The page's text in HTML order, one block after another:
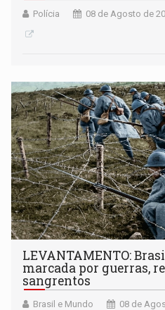
Polícia 08 de Agosto de
LEVANTAMENTO:
marcada por guerras,
sangrentos
Brasil e Mundo 08 de